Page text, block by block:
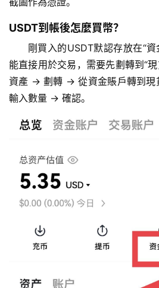
费
计
定
投
计
器
USDT到帳後怎麼買幣？
剛買入的USDT默認存放在“
能直接用於交易，需要先劃轉到“現
資產 → 劃轉 → 從資金賬戶轉到
輸入數量 → 確認。